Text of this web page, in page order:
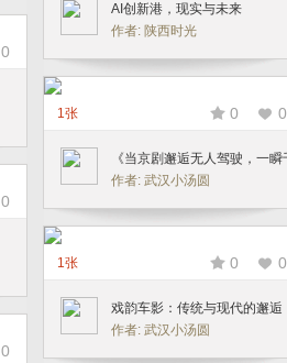
AI创新港，现实与未来
作者: 陕西时光
0
1张 0 0
《当京剧邂逅无人驾驶，一瞬
年》
作者: 武汉小汤圆
0
1张 0 0
戏韵车影：传统与现代的邂逅
作者: 武汉小汤圆
0